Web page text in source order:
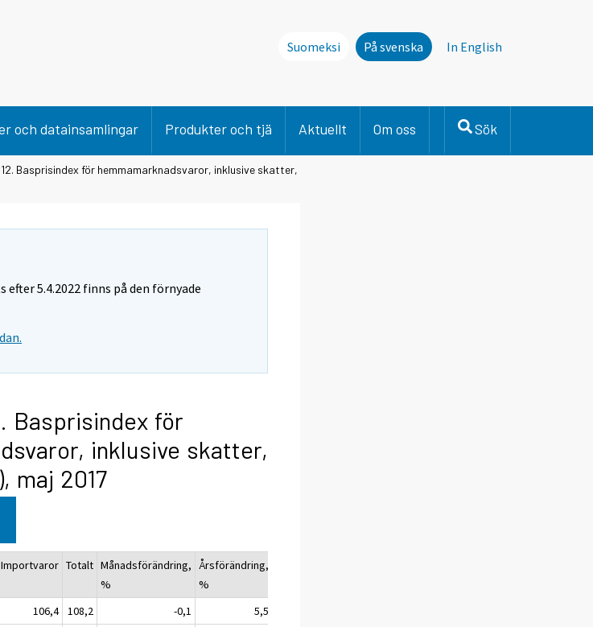
Suomeksi På svenska In English
och datainsamlingar Produkter och tjä Aktuellt Om oss Sök
Basprisindex för hemmamarknadsvaror, inklusive skatter,
5.4.2022 finns på den förnyade
Basprisindex för
inklusive skatter,
maj 2017
Importvaror Totalt Månadsförändring,
%
Årsförändring,
%
106,4 108,2 -0,1
5,5